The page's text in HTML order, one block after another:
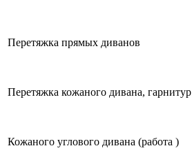
Перетяжка прямых диванов
Перетяжка кожаного дивана, гарнитур
Кожаного углового дивана (работа )